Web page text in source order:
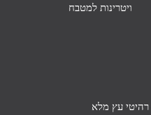
ויטרינות למטבח
רהיטי עץ מלא